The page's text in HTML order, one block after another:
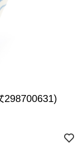
298700631)